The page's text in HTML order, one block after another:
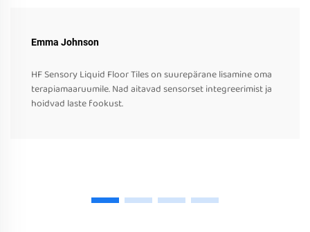
Emma Johnson
HF Sensory Liquid Floor Tiles on suurepärane lisamine oma
terapiamaaruumile. Nad aitavad sensorset integreerimist ja
hoidvad laste fookust.